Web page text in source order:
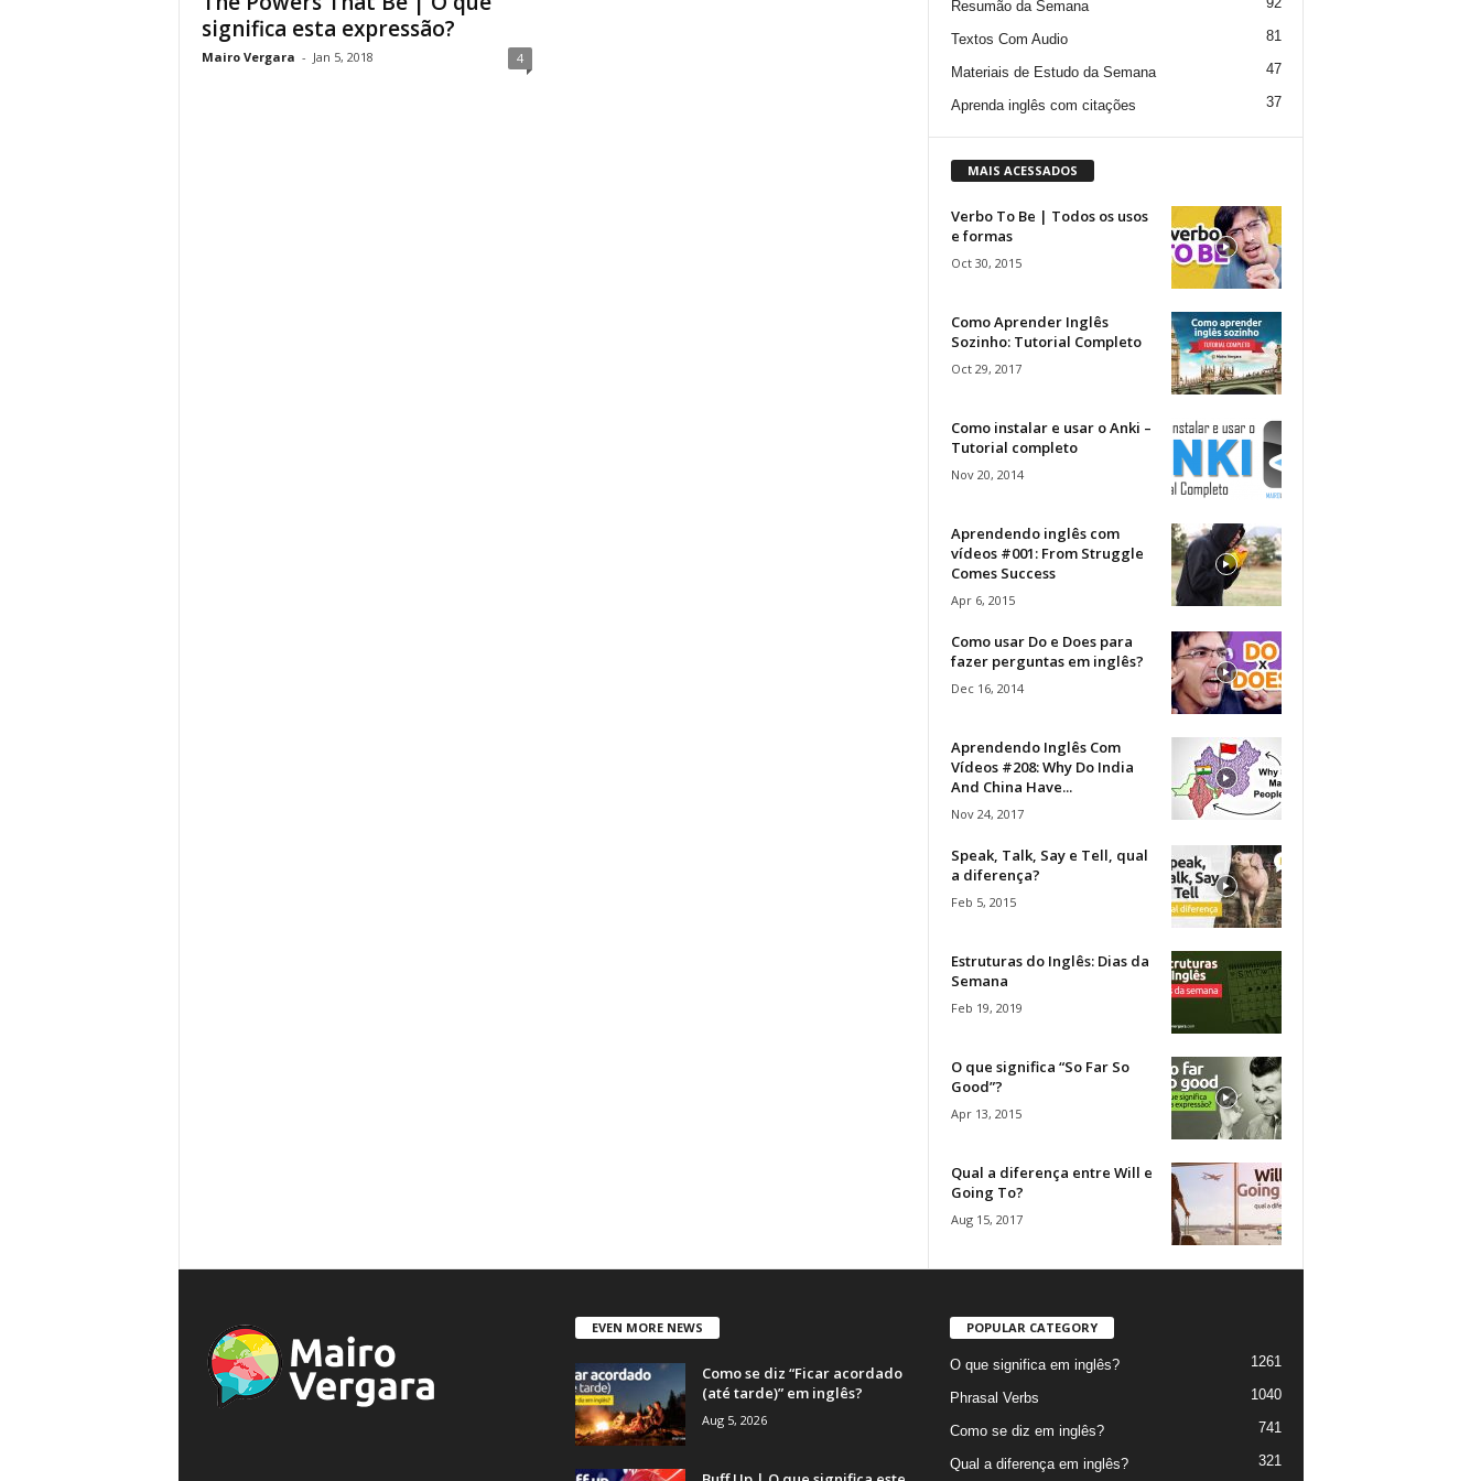
significa esta expressão?
Mairo Vergara - Jan 5, 2018 4
Resumão da Semana
Textos Com Audio 81
Materiais de Estudo da Semana 47
Aprenda inglês com citações 37
MAIS ACESSADOS
Verbo To Be | Todos os usos
e formas
Oct 30, 2015
Como Aprender Inglês
Sozinho: Tutorial Completo
Oct 29, 2017
Como instalar e usar o Anki –
Tutorial completo
Nov 20, 2014
Aprendendo inglês com
vídeos #001: From Struggle
Comes Success
Apr 6, 2015
Como usar Do e Does para
fazer perguntas em inglês?
Dec 16, 2014
Aprendendo Inglês Com
Vídeos #208: Why Do India
And China Have...
Nov 24, 2017
Speak, Talk, Say e Tell, qual
a diferença?
Feb 5, 2015
Estruturas do Inglês: Dias da
Semana
Feb 19, 2019
O que significa “So Far So
Good”?
Apr 13, 2015
Qual a diferença entre Will e
Going To?
Aug 15, 2017
EVEN MORE NEWS
Como se diz “Ficar acordado
(até tarde)” em inglês?
Aug 5, 2026
POPULAR CATEGORY
O que significa em inglês? 1261
Phrasal Verbs 1040
Como se diz em inglês? 741
Qual a diferença em inglês? 321